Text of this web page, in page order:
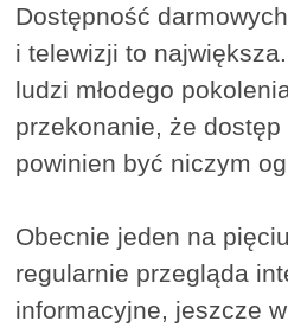
Dostępność
i telewizji to
ludzi młodego
przekonanie, że
powinien być niczym
Obecnie jeden na
regularnie przegląda
informacyjne, jeszcze